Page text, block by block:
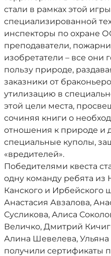
стали в рамках этой
специализированной
инспекторы по охране
преподаватели,
изобретатели – все они
пользу природе,
заказники от
утилизацию в
этой цели места,
сочиняя книги о
отношения к природе и
специальные куполы,
«вредителей».
Победителями квеста
одну команду ребята из
Канского и Ирбейского
Анастасия Авзалова,
Сусликова, Алиса
Величко, Дмитрий
Алина Шевелева,
получили сертификаты